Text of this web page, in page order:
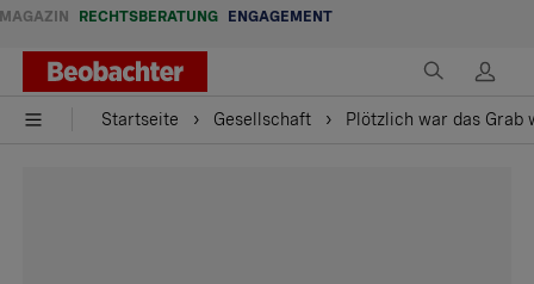
MAGAZIN RECHTSBERATUNG ENGAGEMENT
Startseite Gesellschaft Plötzlich war das Grab